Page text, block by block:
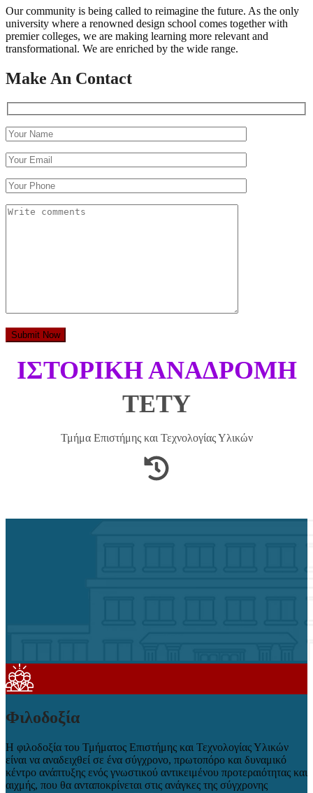
Our community is being called to reimagine the future. As the only
university where a renowned design school comes together with
premier colleges, we are making learning more relevant and
transformational. We are enriched by the wide range.
Make An Contact
Submit Now
ΙΣΤΟΡΙΚΗ ΑΝΑΔΡΟΜΗ
ΤΕΤΥ
Τμήμα Επιστήμης και Τεχνολογίας Υλικών
Φιλοδοξία
Η φιλοδοξία του Τμήματος Επιστήμης και Τεχνολογίας Υλικών
είναι να αναδειχθεί σε ένα σύγχρονο, πρωτοπόρο και δυναμικό
κέντρο ανάπτυξης ενός γνωστικού αντικειμένου προτεραιότητας και
αιχμής, που θα ανταποκρίνεται στις ανάγκες της σύγχρονης